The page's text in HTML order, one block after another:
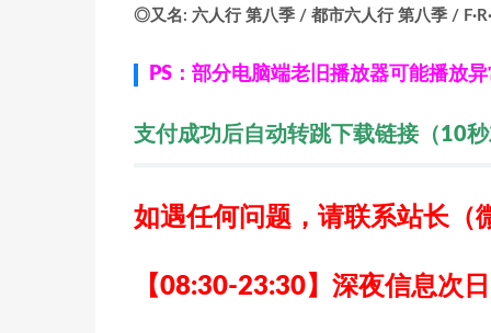
◎又名: 六人行 第八季 / 都市六人行 第八季 /
PS：部分电脑端老旧播放器可能播放
支付成功后自动转跳下载链接（10
如遇任何问题，请联系站长（
【08:30-23:30】深夜信息次